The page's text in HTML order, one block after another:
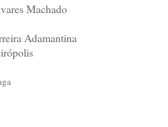
Machado
Adamantina